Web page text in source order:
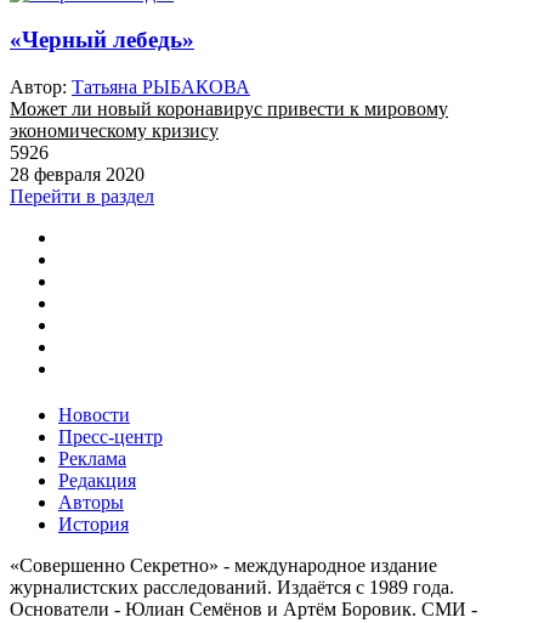
«Черный лебедь»
Автор: Татьяна РЫБАКОВА
Может ли новый коронавирус привести к мировому
экономическому кризису
5926
28 февраля 2020
Перейти в раздел
Новости
Пресс-центр
Реклама
Редакция
Авторы
История
«Совершенно Секретно» - международное издание
журналистских расследований. Издаётся с 1989 года.
Основатели - Юлиан Семёнов и Артём Боровик. CМИ -